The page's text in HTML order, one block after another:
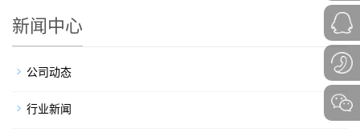
新闻中心
公司动态
行业新闻